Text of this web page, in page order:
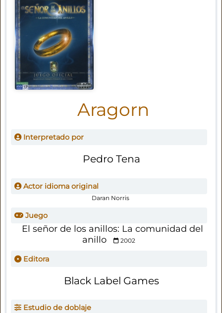
Aragorn
Interpretado por
Pedro Tena
Actor idioma original
Daran Norris
Juego
El señor de los anillos: La comunidad del
anillo
2002
Editora
Black Label Games
Estudio de doblaje